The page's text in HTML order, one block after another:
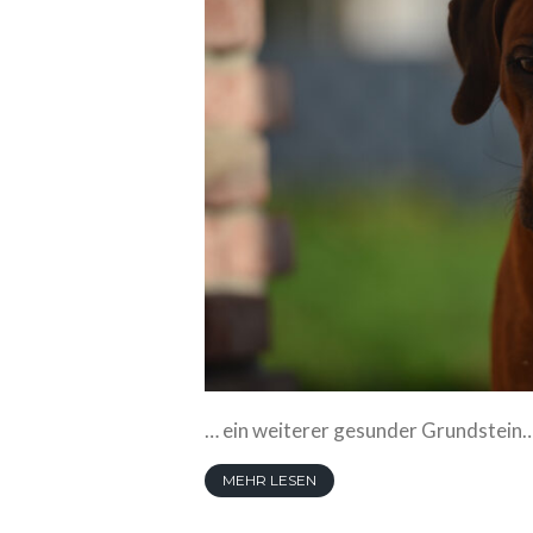
… ein weiterer gesunder
MEHR LESEN